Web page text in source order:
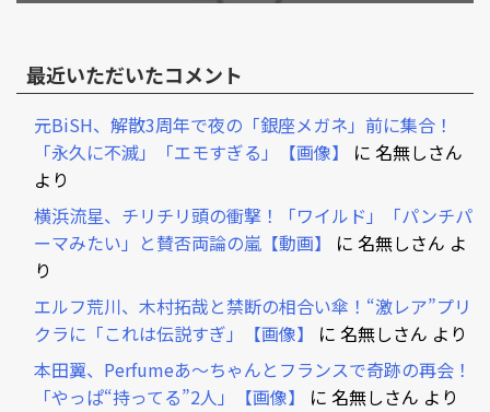
最近いただいたコメント
元BiSH、解散3周年で夜の「銀座メガネ」前に集合！
「永久に不滅」「エモすぎる」【画像】
に 名無しさん
より
横浜流星、チリチリ頭の衝撃！「ワイルド」「パンチパ
ーマみたい」と賛否両論の嵐【動画】
に 名無しさん よ
り
エルフ荒川、木村拓哉と禁断の相合い傘！“激レア”プリ
クラに「これは伝説すぎ」【画像】
に 名無しさん より
本田翼、Perfumeあ～ちゃんとフランスで奇跡の再会！
「やっぱ“持ってる”2人」【画像】
に 名無しさん より